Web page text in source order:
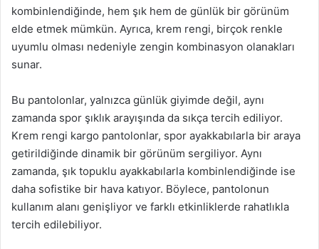
kombinlendiğinde, hem şık hem de günlük bir görünüm
elde etmek mümkün. Ayrıca, krem rengi, birçok renkle
uyumlu olması nedeniyle zengin kombinasyon olanakları
sunar.
Bu pantolonlar, yalnızca günlük giyimde değil, aynı
zamanda spor şıklık arayışında da sıkça tercih ediliyor.
Krem rengi kargo pantolonlar, spor ayakkabılarla bir araya
getirildiğinde dinamik bir görünüm sergiliyor. Aynı
zamanda, şık topuklu ayakkabılarla kombinlendiğinde ise
daha sofistike bir hava katıyor. Böylece, pantolonun
kullanım alanı genişliyor ve farklı etkinliklerde rahatlıkla
tercih edilebiliyor.